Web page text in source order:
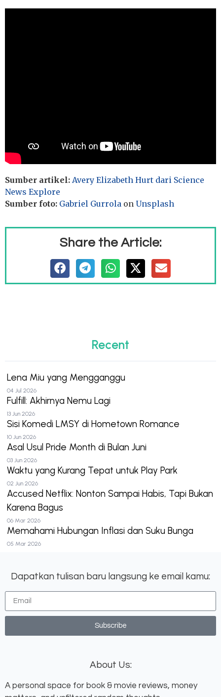
Sumber artikel: Avery Elizabeth Hurt dari Science
News Explore
Sumber foto: Gabriel Gurrola on Unsplash
Share the Article:
Recent
Lena Miu yang Mengganggu
04 Jul 2026
Fulfill: Akhirnya Nemu Lagi
13 Jun 2026
Sisi Komedi LMSY di Hometown Romance
10 Jun 2026
Asal Usul Pride Month di Bulan Juni
03 Jun 2026
Waktu yang Kurang Tepat untuk Play Park
02 Jun 2026
Accused Netflix: Nonton Sampai Habis, Tapi Bukan
Karena Bagus
06 Mar 2026
Memahami Hubungan Inflasi dan Suku Bunga
05 Mar 2026
Dapatkan tulisan baru langsung ke email kamu:
Subscribe
About Us:
A personal space for book & movie reviews, money